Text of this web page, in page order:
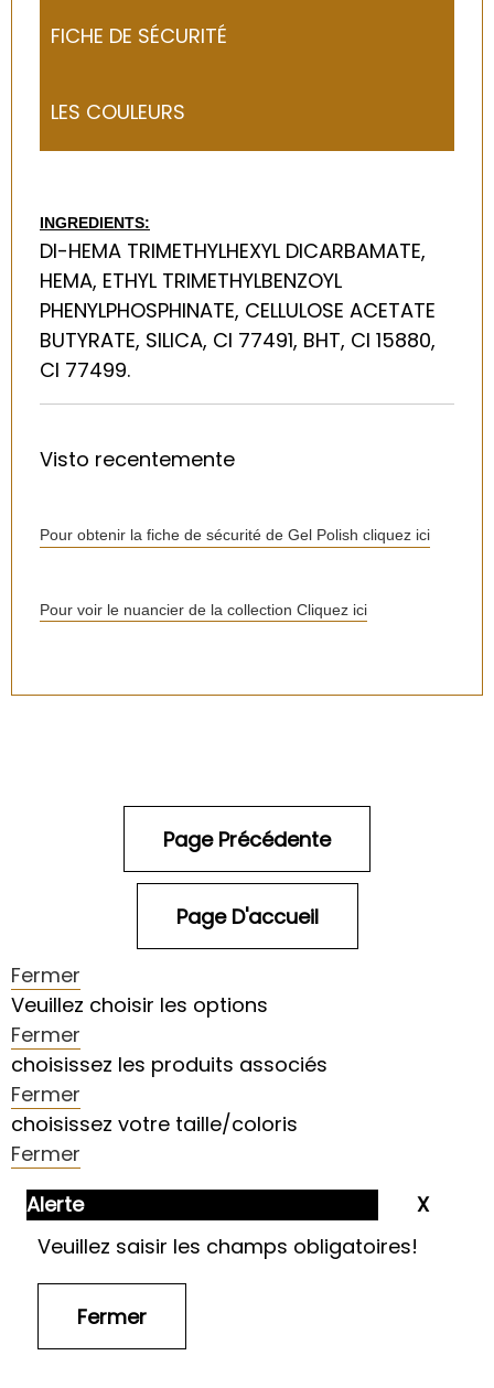
FICHE DE SÉCURITÉ
LES COULEURS
INGREDIENTS:
DI-HEMA TRIMETHYLHEXYL DICARBAMATE,
HEMA, ETHYL TRIMETHYLBENZOYL
PHENYLPHOSPHINATE, CELLULOSE ACETATE
BUTYRATE, SILICA, CI 77491, BHT, CI 15880,
CI 77499.
Visto recentemente
Pour obtenir la fiche de sécurité de Gel Polish cliquez ici
Pour voir le nuancier de la collection Cliquez ici
Fermer
Veuillez choisir les options
Fermer
choisissez les produits associés
Fermer
choisissez votre taille/coloris
Fermer
Alerte
Veuillez saisir les champs obligatoires!